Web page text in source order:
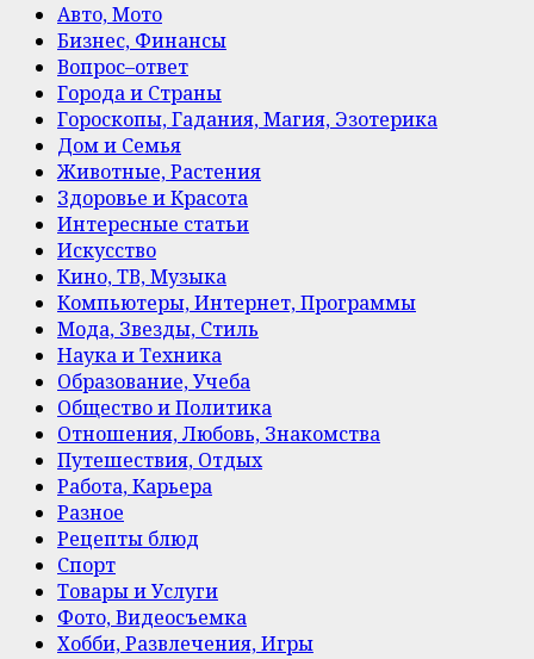
Авто, Мото
Бизнес, Финансы
Вопрос–ответ
Города и Страны
Гороскопы, Гадания, Магия, Эзотерика
Дом и Семья
Животные, Растения
Здоровье и Красота
Интересные статьи
Искусство
Кино, ТВ, Музыка
Компьютеры, Интернет, Программы
Мода, Звезды, Стиль
Наука и Техника
Образование, Учеба
Общество и Политика
Отношения, Любовь, Знакомства
Путешествия, Отдых
Работа, Карьера
Разное
Рецепты блюд
Спорт
Товары и Услуги
Фото, Видеосъемка
Хобби, Развлечения, Игры